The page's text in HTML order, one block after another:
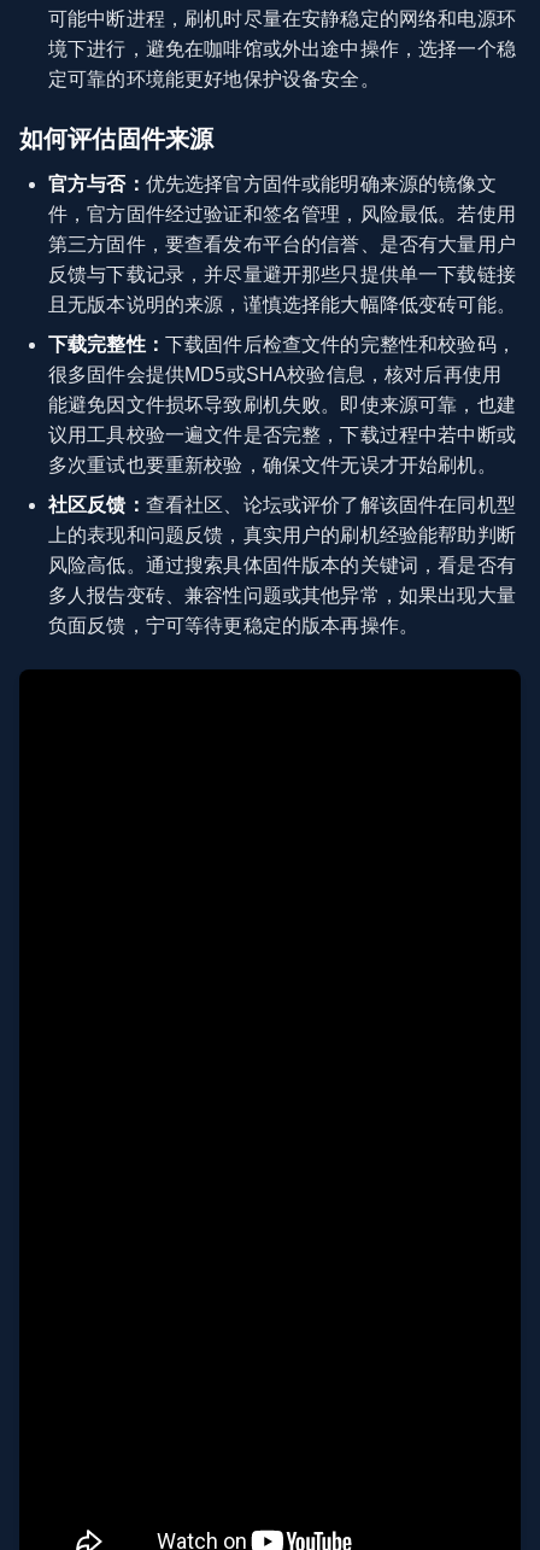
可能中断进程，刷机时尽量在安静稳定的网络和电源环
境下进行，避免在咖啡馆或外出途中操作，选择一个稳
定可靠的环境能更好地保护设备安全。
如何评估固件来源
官方与否： 优先选择官方固件或能明确来源的镜像文
件，官方固件经过验证和签名管理，风险最低。若使用
第三方固件，要查看发布平台的信誉、是否有大量用户
反馈与下载记录，并尽量避开那些只提供单一下载链接
且无版本说明的来源，谨慎选择能大幅降低变砖可能。
下载完整性： 下载固件后检查文件的完整性和校验码，
很多固件会提供MD5或SHA校验信息，核对后再使用
能避免因文件损坏导致刷机失败。即使来源可靠，也建
议用工具校验一遍文件是否完整，下载过程中若中断或
多次重试也要重新校验，确保文件无误才开始刷机。
社区反馈： 查看社区、论坛或评价了解该固件在同机型
上的表现和问题反馈，真实用户的刷机经验能帮助判断
风险高低。通过搜索具体固件版本的关键词，看是否有
多人报告变砖、兼容性问题或其他异常，如果出现大量
负面反馈，宁可等待更稳定的版本再操作。